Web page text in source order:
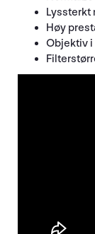
Lyssterkt
Høy
Objektiv i